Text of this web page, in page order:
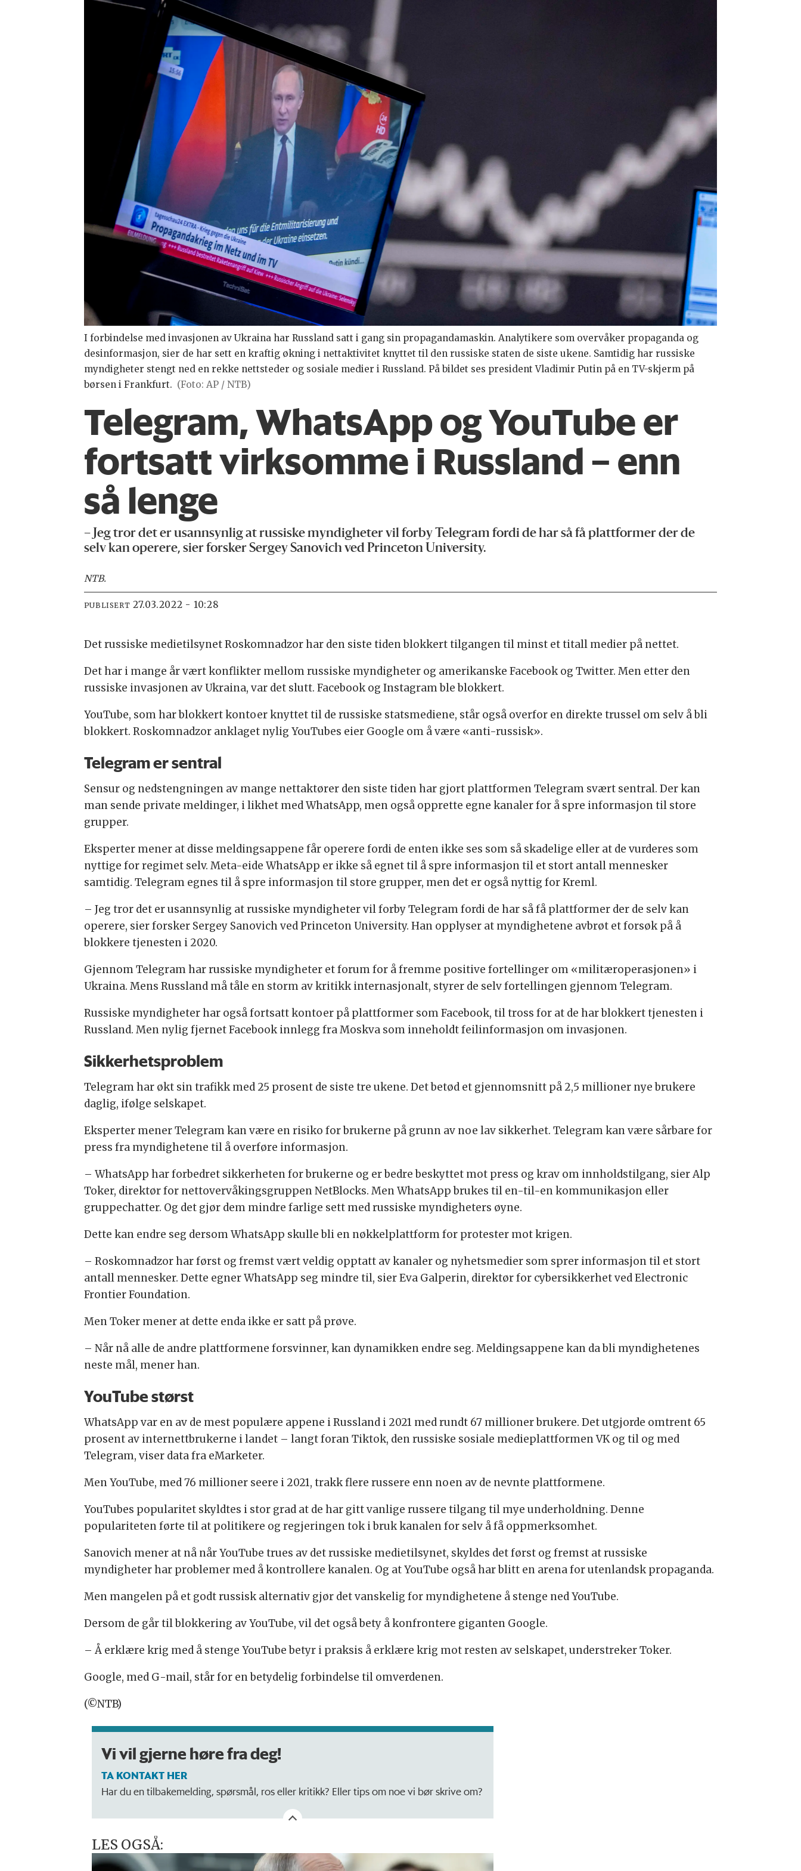
I forbindelse med invasjonen av Ukraina har Russland satt i gang sin propagandamaskin. Analytikere som overvåker propaganda og
desinformasjon, sier de har sett en kraftig økning i nettaktivitet knyttet til den russiske staten de siste ukene. Samtidig har russiske
myndigheter stengt ned en rekke nettsteder og sosiale medier i Russland. På bildet ses president Vladimir Putin på en TV-skjerm på
børsen i Frankfurt. (Foto: AP / NTB)
Telegram, WhatsApp og YouTube er
fortsatt virksomme i Russland – enn
så lenge
– Jeg tror det er usannsynlig at russiske myndigheter vil forby Telegram fordi de har så få plattformer der de
selv kan operere, sier forsker Sergey Sanovich ved Princeton University.
NTB.
PUBLISERT 27.03.2022 - 10:28
Det russiske medietilsynet Roskomnadzor har den siste tiden blokkert tilgangen til minst et titall medier på nettet.
Det har i mange år vært konflikter mellom russiske myndigheter og amerikanske Facebook og Twitter. Men etter den
russiske invasjonen av Ukraina, var det slutt. Facebook og Instagram ble blokkert.
YouTube, som har blokkert kontoer knyttet til de russiske statsmediene, står også overfor en direkte trussel om selv å bli
blokkert. Roskomnadzor anklaget nylig YouTubes eier Google om å være «anti-russisk».
Telegram er sentral
Sensur og nedstengningen av mange nettaktører den siste tiden har gjort plattformen Telegram svært sentral. Der kan
man sende private meldinger, i likhet med WhatsApp, men også opprette egne kanaler for å spre informasjon til store
grupper.
Eksperter mener at disse meldingsappene får operere fordi de enten ikke ses som så skadelige eller at de vurderes som
nyttige for regimet selv. Meta-eide WhatsApp er ikke så egnet til å spre informasjon til et stort antall mennesker
samtidig. Telegram egnes til å spre informasjon til store grupper, men det er også nyttig for Kreml.
– Jeg tror det er usannsynlig at russiske myndigheter vil forby Telegram fordi de har så få plattformer der de selv kan
operere, sierforsker Sergey Sanovich ved Princeton University. Han opplyser at myndighetene avbrøt et forsøk på å
blokkere tjenesten i 2020.
Gjennom Telegram har russiske myndigheter et forum for å fremme positive fortellinger om «militæroperasjonen» i
Ukraina. Mens Russland må tåle en storm av kritikk internasjonalt, styrer de selv fortellingen gjennom Telegram.
Russiske myndigheter har også fortsatt kontoer på plattformer som Facebook, til tross for at de har blokkert tjenesten i
Russland. Men nylig fjernet Facebook innlegg fra Moskva som inneholdt feilinformasjon om invasjonen.
Sikkerhetsproblem
Telegram har økt sin trafikk med 25 prosent de siste tre ukene. Det betød et gjennomsnitt på 2,5 millioner nye brukere
daglig, ifølge selskapet.
Eksperter mener Telegram kan være en risiko for brukerne på grunn av noe lav sikkerhet. Telegram kan være sårbare for
press fra myndighetene til å overføre informasjon.
– WhatsApp har forbedret sikkerheten for brukerne og er bedre beskyttet mot press og krav om innholdstilgang, sier Alp
Toker, direktør for nettovervåkingsgruppen NetBlocks. Men WhatsApp brukes til en-til-en kommunikasjon eller
gruppechatter. Og det gjør dem mindre farlige sett med russiske myndigheters øyne.
Dette kan endre seg dersom WhatsApp skulle bli en nøkkelplattform for protester mot krigen.
– Roskomnadzor har først og fremst vært veldig opptatt av kanaler og nyhetsmedier som sprer informasjon til et stort
antall mennesker. Dette egner WhatsApp seg mindre til, sier Eva Galperin, direktør for cybersikkerhet ved Electronic
Frontier Foundation.
Men Toker mener at dette enda ikke er satt på prøve.
– Når nå alle de andre plattformene forsvinner, kan dynamikken endre seg. Meldingsappene kan da bli myndighetenes
neste mål, mener han.
YouTube størst
WhatsApp var en av de mest populære appene i Russland i 2021 med rundt 67 millioner brukere. Det utgjorde omtrent 65
prosent av internettbrukerne i landet – langt foran Tiktok, den russiske sosiale medieplattformen VK og til og med
Telegram, viser data fra eMarketer.
Men YouTube, med 76 millioner seere i 2021, trakk flere russere enn noen av de nevnte plattformene.
YouTubes popularitet skyldtes i stor grad at de har gitt vanlige russere tilgang til mye underholdning. Denne
populariteten førte til at politikere og regjeringen tok i bruk kanalen for selv å få oppmerksomhet.
Sanovich mener at nå når YouTube trues av det russiske medietilsynet, skyldes det først og fremst at russiske
myndigheter har problemer med å kontrollere kanalen. Og at YouTube også har blitt en arena for utenlandsk propaganda.
Men mangelen på et godt russisk alternativ gjør det vanskelig for myndighetene å stenge ned YouTube.
Dersom de går til blokkering av YouTube, vil det også bety å konfrontere giganten Google.
– Å erklære krig med å stenge YouTube betyr i praksis å erklære krig mot resten av selskapet, understreker Toker.
Google, med G-mail, står for en betydelig forbindelse til omverdenen.
(©NTB)
Vi vil gjerne høre fra deg!
TA KONTAKT HER
Har du en tilbakemelding, spørsmål, ros eller kritikk? Eller tips om noe vi bør skrive om?
LES OGSÅ: